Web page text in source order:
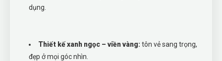
dụng.
Thiết kế xanh ngọc – viền vàng: tôn vẻ sang trọng,
đẹp ở mọi góc nhìn.